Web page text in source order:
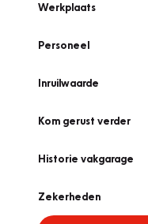
Werkplaats
Personeel
Inruilwaarde
Kom gerust verder
Historie vakgarage
Zekerheden